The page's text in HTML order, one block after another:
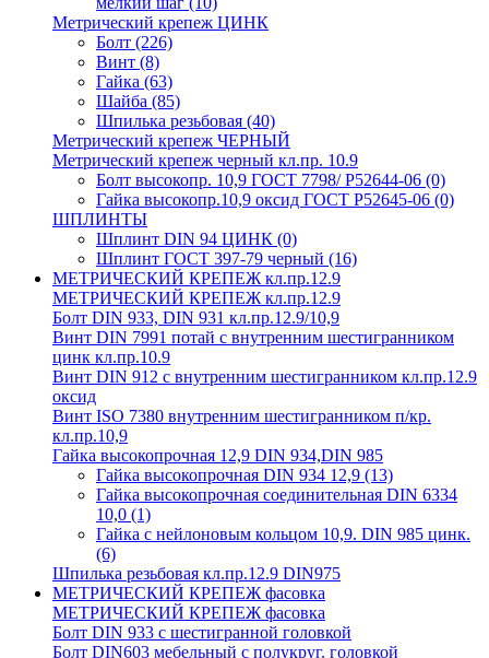
Метрический крепеж ЦИНК
Болт (226)
Винт (8)
Гайка (63)
Шайба (85)
Шпилька резьбовая (40)
Метрический крепеж ЧЕРНЫЙ
Метрический крепеж черный кл.пр. 10.9
Болт высокопр. 10,9 ГОСТ 7798/ Р52644-06 (0)
Гайка высокопр.10,9 оксид ГОСТ Р52645-06 (0)
ШПЛИНТЫ
Шплинт DIN 94 ЦИНК (0)
Шплинт ГОСТ 397-79 черный (16)
МЕТРИЧЕСКИЙ КРЕПЕЖ кл.пр.12.9
МЕТРИЧЕСКИЙ КРЕПЕЖ кл.пр.12.9
Болт DIN 933, DIN 931 кл.пр.12.9/10,9
Винт DIN 7991 потай с внутренним шестигранником
цинк кл.пр.10.9
Винт DIN 912 с внутренним шестигранником кл.пр.12.9
оксид
Винт ISO 7380 внутренним шестигранником п/кр.
кл.пр.10,9
Гайка высокопрочная 12,9 DIN 934,DIN 985
Гайка высокопрочная DIN 934 12,9 (13)
Гайка высокопрочная соединительная DIN 6334
10,0 (1)
Гайка с нейлоновым кольцом 10,9. DIN 985 цинк.
(6)
Шпилька резьбовая кл.пр.12.9 DIN975
МЕТРИЧЕСКИЙ КРЕПЕЖ фасовка
МЕТРИЧЕСКИЙ КРЕПЕЖ фасовка
Болт DIN 933 с шестигранной головкой
Болт DIN603 мебельный с полукруг. головкой